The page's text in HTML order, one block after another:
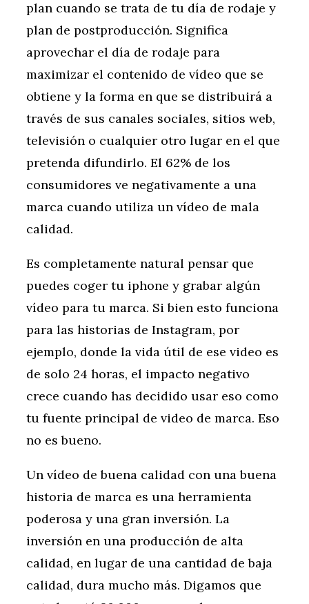
plan cuando se trata de tu día de rodaje y
plan de postproducción. Significa
aprovechar el día de rodaje para
maximizar el contenido de vídeo que se
obtiene y la forma en que se distribuirá a
través de sus canales sociales, sitios web,
televisión o cualquier otro lugar en el que
pretenda difundirlo. El 62% de los
consumidores ve negativamente a una
marca cuando utiliza un vídeo de mala
calidad.
Es completamente natural pensar que
puedes coger tu iphone y grabar algún
vídeo para tu marca. Si bien esto funciona
para las historias de Instagram, por
ejemplo, donde la vida útil de ese video es
de solo 24 horas, el impacto negativo
crece cuando has decidido usar eso como
tu fuente principal de video de marca. Eso
no es bueno.
Un vídeo de buena calidad con una buena
historia de marca es una herramienta
poderosa y una gran inversión. La
inversión en una producción de alta
calidad, en lugar de una cantidad de baja
calidad, dura mucho más. Digamos que